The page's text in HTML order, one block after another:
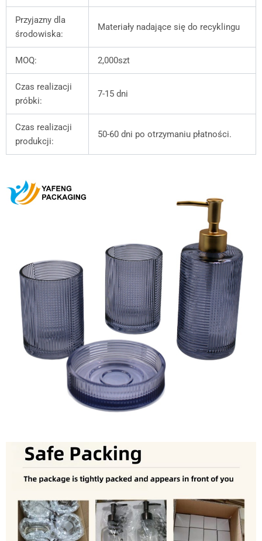
Przyjazny dla
środowiska:
Materiały nadające się do recyklingu
MOQ: 2,000szt
Czas realizacji
próbki:
7-15 dni
Czas realizacji
produkcji:
50-60 dni po otrzymaniu płatności.